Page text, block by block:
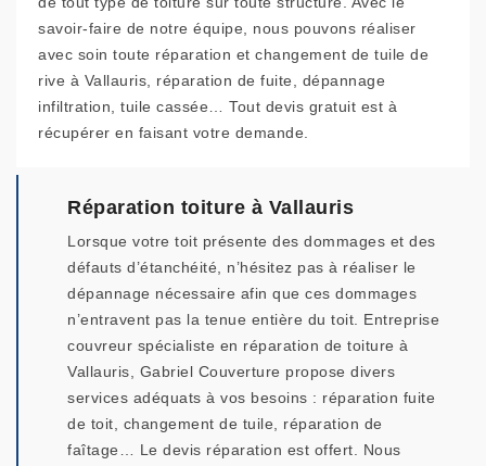
savoir-faire de notre équipe, nous pouvons réaliser
avec soin toute réparation et changement de tuile de
rive à Vallauris, réparation de fuite, dépannage
infiltration, tuile cassée… Tout devis gratuit est à
récupérer en faisant votre demande.
Réparation toiture à Vallauris
Lorsque votre toit présente des dommages et des
défauts d’étanchéité, n’hésitez pas à réaliser le
dépannage nécessaire afin que ces dommages
n’entravent pas la tenue entière du toit. Entreprise
couvreur spécialiste en réparation de toiture à
Vallauris, Gabriel Couverture propose divers
services adéquats à vos besoins : réparation fuite
de toit, changement de tuile, réparation de
faîtage… Le devis réparation est offert. Nous